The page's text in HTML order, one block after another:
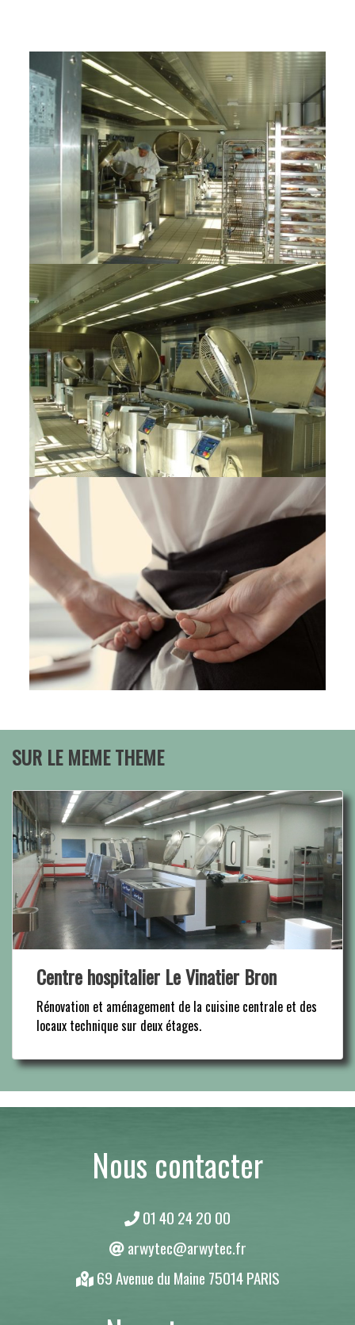
SUR LE MEME THEME
Centre hospitalier Le Vinatier Bron
Rénovation et aménagement de la cuisine centrale et des
locaux technique sur deux étages.
Nous contacter
01 40 24 20 00
arwytec@arwytec.fr
69 Avenue du Maine 75014 PARIS